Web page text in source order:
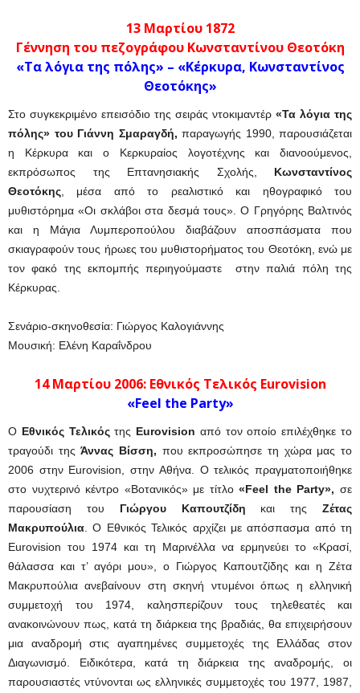
13 Μαρτίου 1872
Γέννηση του πεζογράφου Κωνσταντίνου Θεοτόκη
«Τα λόγια της πόλης» – «Κέρκυρα, Κωνσταντίνος
Θεοτόκης»
Στο συγκεκριμένο επεισόδιο της σειράς ντοκιμαντέρ «Τα λόγια της
πόλης» του Γιάννη Σμαραγδή, παραγωγής 1990, παρουσιάζεται
η Κέρκυρα και ο Κερκυραίος λογοτέχνης και διανοούμενος,
εκπρόσωπος της Επτανησιακής Σχολής, Κωνσταντίνος
Θεοτόκης , μέσα από το ρεαλιστικό και ηθογραφικό του
μυθιστόρημα «Οι σκλάβοι στα δεσμά τους». Ο Γρηγόρης Βαλτινός
και η Μάγια Λυμπεροπούλου διαβάζουν αποσπάσματα που
σκιαγραφούν τους ήρωες του μυθιστορήματος του Θεοτόκη, ενώ με
τον φακό της εκπομπής περιηγούμαστε στην παλιά πόλη της
Κέρκυρας.
Σενάριο-σκηνοθεσία: Γιώργος Καλογιάννης
Μουσική: Ελένη Καραΐνδρου
14 Μαρτίου 2006:Εθνικός Τελικός Eurovision
«Feel the Party»
Ο Εθνικός Τελικόςτης Εurovision από τον οποίο επιλέχθηκε το
τραγούδι τηςΆννας Βίσση, που εκπροσώπησε τη χώρα μας το
2006 στην Eurovision, στην Αθήνα. Ο τελικός πραγματοποιήθηκε
στο νυχτερινό κέντρο «Βοτανικός» με τίτλο«Feel the Party»,σε
παρουσίαση του Γιώργου Καπουτζίδη και τηςΖέτας
Μακρυπούλια . Ο Εθνικός Τελικός αρχίζει με απόσπασμα από τη
Eurovision του 1974 και τη Μαρινέλλα να ερμηνεύει το «Κρασί,
θάλασσα και τ’ αγόρι μου», ο Γιώργος Καπουτζίδης και η Ζέτα
Μακρυπούλια ανεβαίνουν στη σκηνή ντυμένοι όπως η ελληνική
συμμετοχή του 1974, καλησπερίζουν τους τηλεθεατές και
ανακοινώνουν πως, κατά τη διάρκεια της βραδιάς, θα επιχειρήσουν
μια αναδρομή στις αγαπημένες συμμετοχές της Ελλάδας στον
Διαγωνισμό. Ειδικότερα, κατά τη διάρκεια της αναδρομής, οι
παρουσιαστές ντύνονται ως ελληνικές συμμετοχές του 1977, 1987,